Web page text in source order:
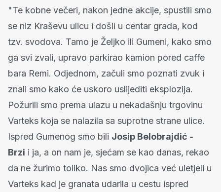
"Te kobne večeri, nakon jedne akcije, spustili smo
se niz Kraševu ulicu i došli u centar grada, kod
tzv. svodova. Tamo je Željko ili Gumeni, kako smo
ga svi zvali, upravo parkirao kamion pored caffe
bara Remi. Odjednom, začuli smo poznati zvuk i
znali smo kako će uskoro uslijediti eksplozija.
Požurili smo prema ulazu u nekadašnju trgovinu
Varteks koja se nalazila sa suprotne strane ulice.
Ispred Gumenog smo bili Josip Belobrajdić -
Brzi i ja, a on nam je, sjećam se kao danas, rekao
da ne žurimo toliko. Nas smo dvojica već uletjeli u
Varteks kad je granata udarila u cestu ispred